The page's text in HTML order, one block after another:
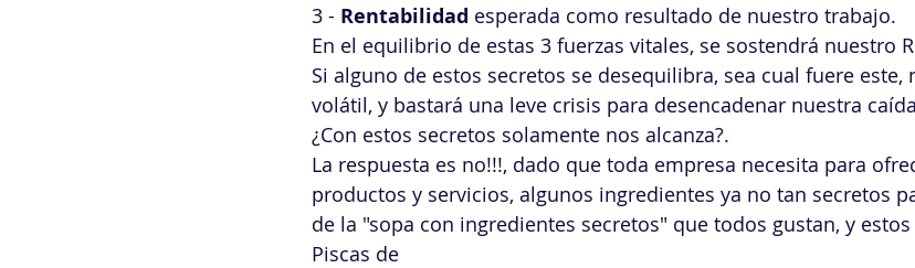
3 - Rentabilidad esperada como resultado de nuestro trabajo.
En el equilibrio de estas 3 fuerzas vitales, se sostendrá nuestro
Si alguno de estos secretos se desequilibra, sea cual fuere este,
volátil, y bastará una leve crisis para desencadenar nuestra
¿Con estos secretos solamente nos alcanza?.
La respuesta es no!!!, dado que toda empresa necesita para
productos y servicios, algunos ingredientes ya no tan secretos
de la "sopa con ingredientes secretos" que todos gustan, y estos
Piscas de